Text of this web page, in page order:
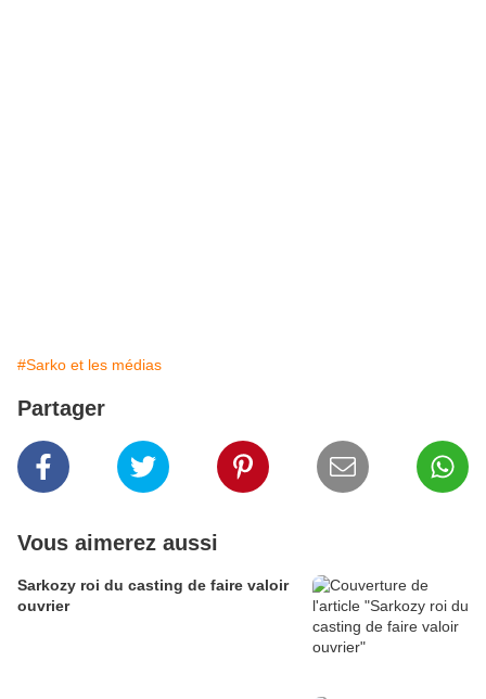
#Sarko et les médias
Partager
Vous aimerez aussi
Sarkozy roi du casting de faire valoir
ouvrier